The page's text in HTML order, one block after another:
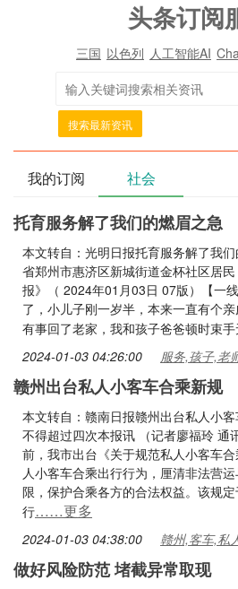
头条订阅
三国 以色列 人工智能AI
搜索最新资讯
我的订阅 社会
托育服务解了我们的燃眉之急
本文转自：光明日报托育服务解了我
省郑州市惠济区新城街道金杯社区居
报》（ 2024年01月03日 07版）【一
了，小儿子刚一岁半，本来一直有个
有事回了老家，我和孩子爸爸顿时束
2024-01-03 04:26:00 服务,孩子,老
赣州出台私人小客车合乘新规
本文转自：赣南日报赣州出台私人小
不得超过四次本报讯 （记者廖福玲 通
前，我市出台《关于规范私人小客车
人小客车合乘出行行为，厘清非法营
限，保护合乘各方的合法权益。该规
行……更多
2024-01-03 04:38:00 赣州,客车,私
做好风险防范 堵截异常取现